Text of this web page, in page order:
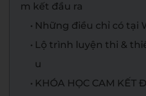
m kết đầu ra
Những điều chỉ có tại
Lộ trình luyện thi &
u
KHÓA HỌC CAM KẾT